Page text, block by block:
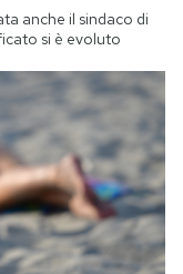
anche il sindaco di
si è evoluto